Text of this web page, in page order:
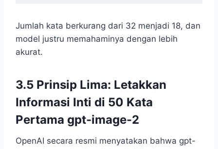
Jumlah kata berkurang dari 32 menjadi 18, dan
model justru memahaminya dengan lebih
akurat.
3.5 Prinsip Lima: Letakkan
Informasi Inti di 50 Kata
Pertama gpt-image-2
OpenAI secara resmi menyatakan bahwa gpt-